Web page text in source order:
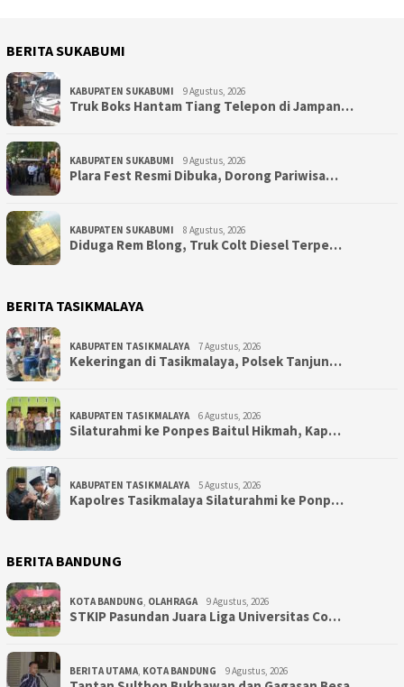
BERITA SUKABUMI
KABUPATEN SUKABUMI 9 Agustus, 2026
Truk Boks Hantam Tiang Telepon di Jampan…
KABUPATEN SUKABUMI 9 Agustus, 2026
Plara Fest Resmi Dibuka, Dorong Pariwisa…
KABUPATEN SUKABUMI 8 Agustus, 2026
Diduga Rem Blong, Truk Colt Diesel Terpe…
BERITA TASIKMALAYA
KABUPATEN TASIKMALAYA 7 Agustus, 2026
Kekeringan di Tasikmalaya, Polsek Tanjun…
KABUPATEN TASIKMALAYA 6 Agustus, 2026
Silaturahmi ke Ponpes Baitul Hikmah, Kap…
KABUPATEN TASIKMALAYA 5 Agustus, 2026
Kapolres Tasikmalaya Silaturahmi ke Ponp…
BERITA BANDUNG
KOTA BANDUNG OLAHRAGA 9 Agustus, 2026
STKIP Pasundan Juara Liga Universitas Co…
BERITA UTAMA KOTA BANDUNG 9 Agustus, 2026